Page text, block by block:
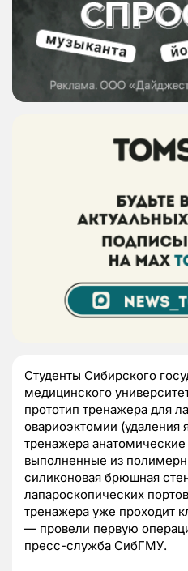
Студенты Сибирского
медицинского
прототип тренажера для
овариоэктомии (удаления
тренажера
выполненные из
силиконовая брюшная
лапароскопических
тренажера уже проходит
— провели первую
пресс-служба СибГМУ.